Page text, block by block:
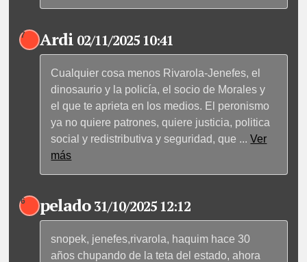
7 Ardi 02/11/2025 10:41
Cualquier cosa menos Rivarola-Jenefes, el
dinosaurio y la policía, el socio de Morales y
el que te aprieta en los medios. El peronismo
ya no quiere patrones, quiere justicia, politica
social y redistributiva y seguridad, que ...Ver
más
6 pelado 31/10/2025 12:12
snopek, jenefes,rivarola, haquim hace 30
años chupando de la teta del estado, ahora